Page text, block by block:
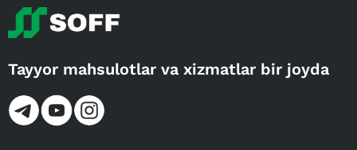
Tayyor mahsulotlar va xizmatlar bir joyda